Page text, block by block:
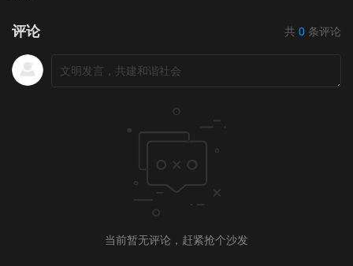
评论 共 0 条评论
当前暂无评论，赶紧抢个沙发